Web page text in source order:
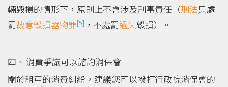
輛毀損的情形下，原則上不會涉及刑事責任（刑法只處
罰故意毀損器物罪[5] ，不處罰過失毀損）。
消費爭議可以諮詢消保會
關於租車的消費糾紛，建議您可以撥打行政院消保會的